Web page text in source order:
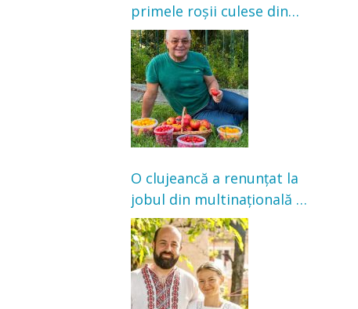
primele roșii culese din
grădină: „Niciun magazin
nu poate oferi această
satisfacție”
O clujeancă a renunțat la
jobul din multinațională și
s-a mutat la țară. Acum
cultivă legume în grădina
bunicilor